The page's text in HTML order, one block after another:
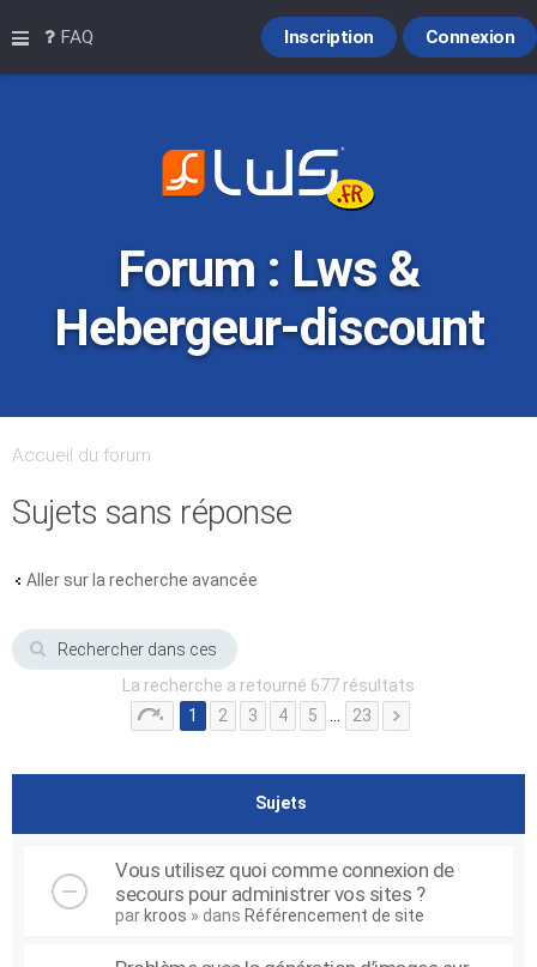
Raccourcis
FAQ Connexion
Inscription
Forum : Lws &
Hebergeur-discount
Accueil du forum
Sujets sans réponse
Aller sur la recherche avancée
La recherche a retourné 677 résultats
1
2 3 4 5 23
Sujets
Vous utilisez quoi comme connexion de
secours pour administrer vos sites ?
par kroos » dans Référencement de site